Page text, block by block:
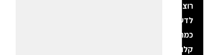
רוצה
לדעת
כמה
קלוריות